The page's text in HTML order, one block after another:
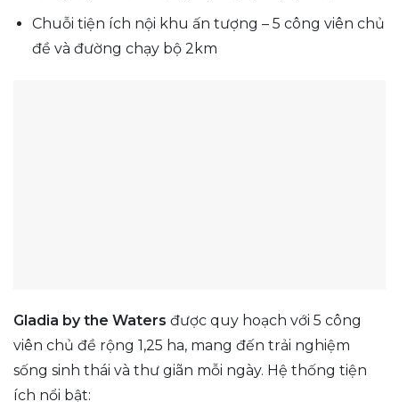
Chuỗi tiện ích nội khu ấn tượng – 5 công viên chủ
đề và đường chạy bộ 2km
Gladia by the Waters được quy hoạch với 5 công
viên chủ đề rộng 1,25 ha, mang đến trải nghiệm
sống sinh thái và thư giãn mỗi ngày. Hệ thống tiện
ích nổi bật: